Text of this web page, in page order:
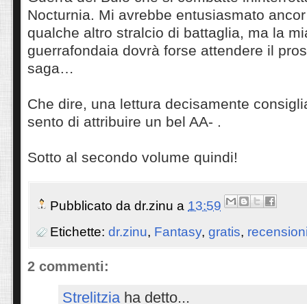
Nocturnia. Mi avrebbe entusiasmato
qualche altro stralcio di battaglia, ma la
guerrafondaia dovrà forse attendere il
saga…
Che dire, una lettura decisamente
sento di attribuire un bel AA- .
Sotto al secondo volume quindi!
Pubblicato da dr.zinu a 13:59
Etichette: dr.zinu, Fantasy, gratis,
2 commenti:
Strelitzia ha detto...